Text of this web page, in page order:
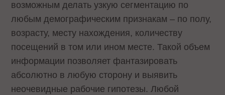
возможным делать узкую сегментацию по
любым демографическим признакам – по полу,
возрасту, месту нахождения, количеству
посещений в том или ином месте. Такой объем
информации позволяет фантазировать
абсолютно в любую сторону и выявить
неочевидные рабочие гипотезы. Любой